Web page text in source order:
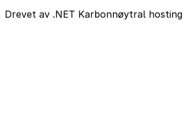
Drevet av .NET Karbonnøytral hosting